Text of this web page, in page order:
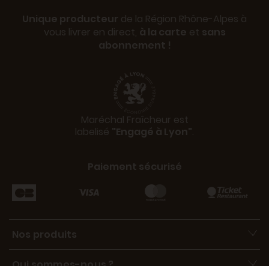
Unique producteur de la Région Rhône-Alpes à
vous livrer en direct, à la carte et sans
abonnement !
Maréchal Fraîcheur est
labelisé "Engagé à Lyon".
Paiement sécurisé
Nos produits